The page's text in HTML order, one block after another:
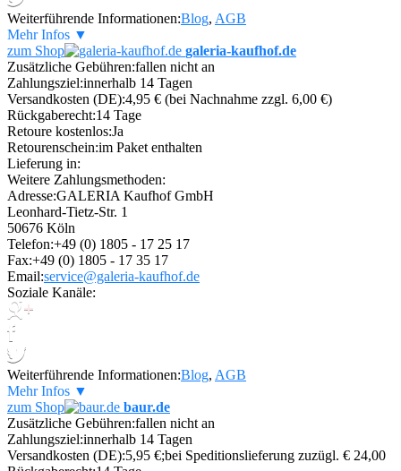
Weiterführende Informationen:Blog, AGB
Mehr Infos ▼
zum Shop
galeria-kaufhof.de
Zusätzliche Gebühren:fallen nicht an
Zahlungsziel:innerhalb 14 Tagen
Versandkosten (DE):4,95 € (bei Nachnahme zzgl. 6,00 €)
Rückgaberecht:14 Tage
Retoure kostenlos:Ja
Retourenschein:im Paket enthalten
Lieferung in:
Weitere Zahlungsmethoden:
Adresse:GALERIA Kaufhof GmbH
Leonhard-Tietz-Str. 1
50676 Köln
Telefon:+49 (0) 1805 - 17 25 17
Fax:+49 (0) 1805 - 17 35 17
Email:service@galeria-kaufhof.de
Soziale Kanäle:
Weiterführende Informationen:Blog, AGB
Mehr Infos ▼
zum Shop
baur.de
Zusätzliche Gebühren:fallen nicht an
Zahlungsziel:innerhalb 14 Tagen
Versandkosten (DE):5,95 €;bei Speditionslieferung zuzügl. € 24,00